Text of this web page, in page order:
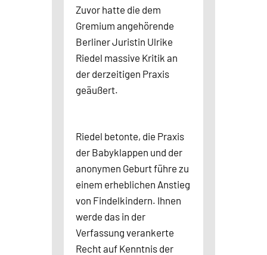
Zuvor hatte die dem
Gremium angehörende
Berliner Juristin Ulrike
Riedel massive Kritik an
der derzeitigen Praxis
geäußert.
Riedel betonte, die Praxis
der Babyklappen und der
anonymen Geburt führe zu
einem erheblichen Anstieg
von Findelkindern. Ihnen
werde das in der
Verfassung verankerte
Recht auf Kenntnis der